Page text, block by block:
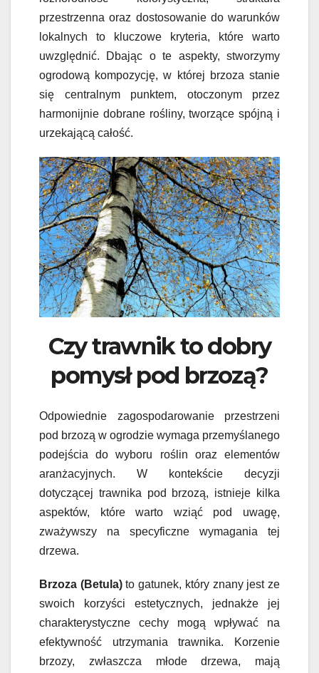
przestrzenna oraz dostosowanie do warunków
lokalnych to kluczowe kryteria, które warto
uwzględnić. Dbając o te aspekty, stworzymy
ogrodową kompozycję, w której brzoza stanie
się centralnym punktem, otoczonym przez
harmonijnie dobrane rośliny, tworzące spójną i
urzekającą całość.
Czy trawnik to dobry
pomysł pod brzozą?
Odpowiednie zagospodarowanie przestrzeni
pod brzozą w ogrodzie wymaga przemyślanego
podejścia do wyboru roślin oraz elementów
aranżacyjnych. W kontekście decyzji
dotyczącej trawnika pod brzozą, istnieje kilka
aspektów, które warto wziąć pod uwagę,
zważywszy na specyficzne wymagania tej
drzewa.
Brzoza (Betula)to gatunek, który znany jest ze
swoich korzyści estetycznych, jednakże jej
charakterystyczne cechy mogą wpływać na
efektywność utrzymania trawnika. Korzenie
brzozy, zwłaszcza młode drzewa, mają